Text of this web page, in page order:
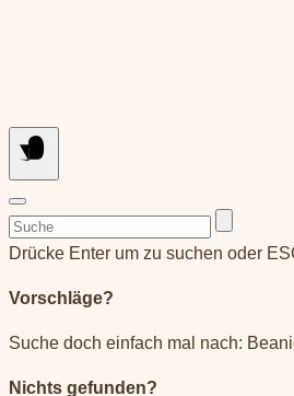
Suchen
nach:
Drücke Enter um zu suchen oder
Vorschläge?
Suche doch einfach mal nach:
Nichts gefunden?